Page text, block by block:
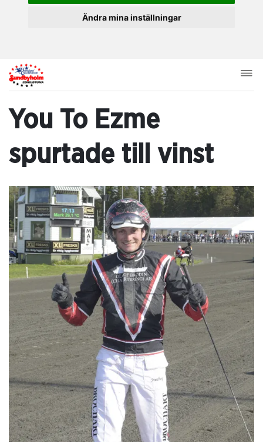
Ändra mina inställningar
You To Ezme
spurtade till vinst